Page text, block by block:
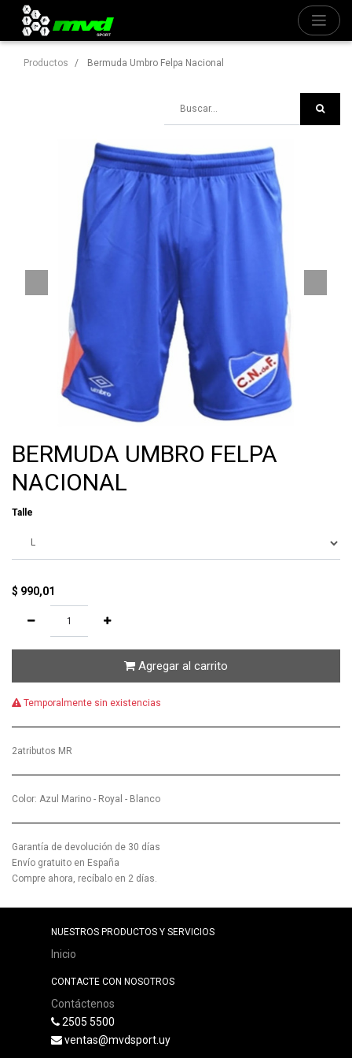
Productos Bermuda Umbro Felpa Nacional
BERMUDA UMBRO FELPA
NACIONAL
Talle
$ 990,01
Agregar al carrito
Temporalmente sin existencias
2atributos MR
Color: Azul Marino - Royal - Blanco
Garantía de devolución de 30 días
Envío gratuito en España
Compre ahora, recíbalo en 2 días.
NUESTROS PRODUCTOS Y SERVICIOS
Inicio
CONTACTE CON NOSOTROS
Contáctenos
2505 5500
ventas@mvdsport.uy